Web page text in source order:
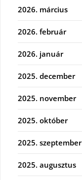
2026. március
2026. február
2026. január
2025. december
2025. november
2025. október
2025. szeptember
2025. augusztus